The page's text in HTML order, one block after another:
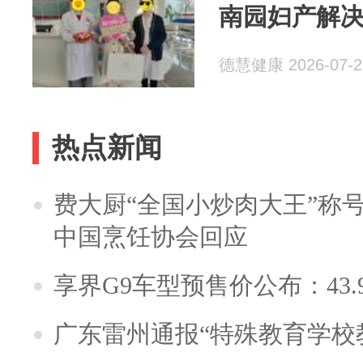
南园妇产解
德慧健康 2026-07-
热点新闻
费大厨“全国小炒肉大王”称
中国烹饪协会回应
享界G9车型预售价公布：
广东雷州通报“特殊教育学